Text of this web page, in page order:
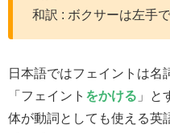
和訳 : ボクサーは左手で
日本語ではフェイントは名
「フェイント をかける 」と
体が動詞としても使える英